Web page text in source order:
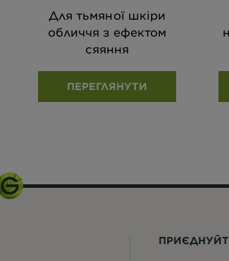
Для тьмяної шкіри
обличчя з ефектом
сяяння
ПЕРЕГЛЯНУТИ